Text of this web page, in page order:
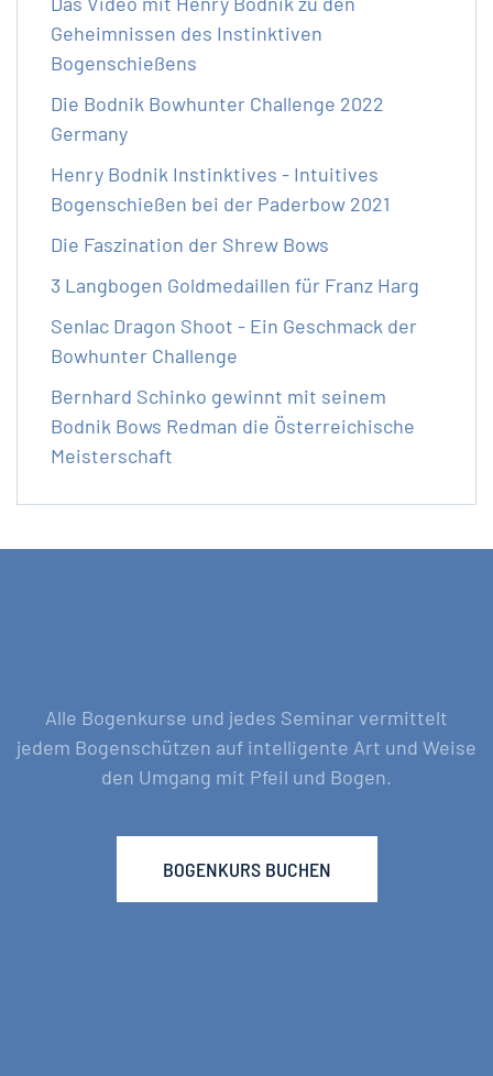
Geheimnissen des Instinktiven
Bogenschießens
Die Bodnik Bowhunter Challenge 2022
Germany
Henry Bodnik Instinktives - Intuitives
Bogenschießen bei der Paderbow 2021
Die Faszination der Shrew Bows
3 Langbogen Goldmedaillen für Franz Harg
Senlac Dragon Shoot - Ein Geschmack der
Bowhunter Challenge
Bernhard Schinko gewinnt mit seinem
Bodnik Bows Redman die Österreichische
Meisterschaft
Alle Bogenkurse und jedes Seminar vermittelt
jedem Bogenschützen auf intelligente Art und Weise
den Umgang mit Pfeil und Bogen.
BOGENKURS BUCHEN